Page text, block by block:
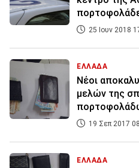
25 Ιουν 2018
ΕΛΛΑΔΑ
Νέοι
μελών της
19 Σεπ 2017
ΕΛΛΑΔΑ